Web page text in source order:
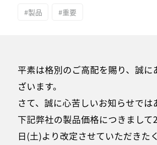
#製品 #重要
平素は格別のご高配を賜り、誠に
ざいます。
さて、誠に心苦しいお知らせでは
下記弊社の製品価格につきまして
日(土)より改定させていただきた